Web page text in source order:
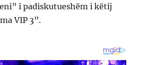
i padiskutueshëm i këtij
VIP 3”.